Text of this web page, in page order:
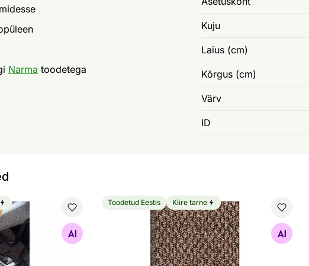
Narma toodetega
Kuju
Laius (cm)
Kõrgus (cm)
Värv
ID
Otsi sarnaseid
Narma pikkvaip Rubin™ brown
Otsi sarnaseid
Toodetud Eestis Kiire tarne